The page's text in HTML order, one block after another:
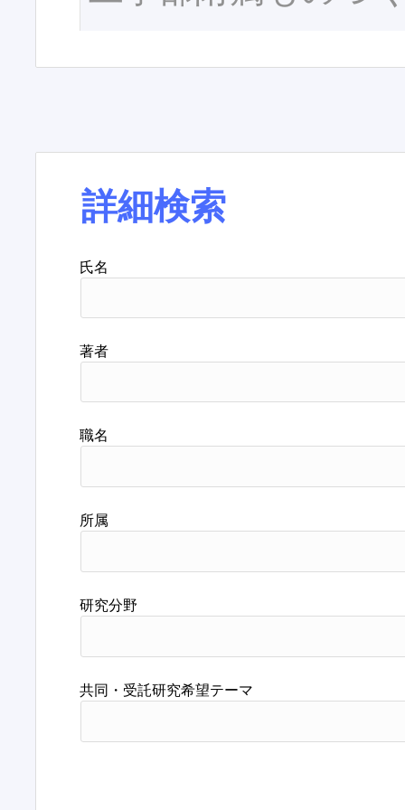
詳細検索
氏名
著者
職名
所属
研究分野
共同・受託研究希望テーマ